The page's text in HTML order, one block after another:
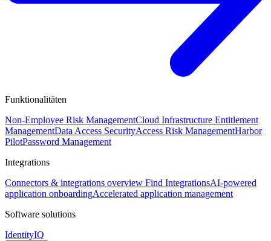
Funktionalitäten
Non-Employee Risk ManagementCloud Infrastructure Entitlement
ManagementData Access SecurityAccess Risk ManagementHarbor
PilotPassword Management
Integrations
Connectors & integrations overview Find IntegrationsAI-powered
application onboardingAccelerated application management
Software solutions
IdentityIQ